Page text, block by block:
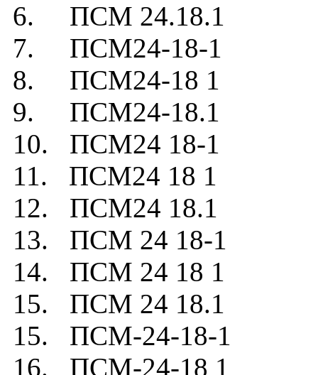
6. ПСМ 24.18.1
7. ПСМ24-18-1
8. ПСМ24-18 1
9. ПСМ24-18.1
10. ПСМ24 18-1
11. ПСМ24 18 1
12. ПСМ24 18.1
13. ПСМ 24 18-1
14. ПСМ 24 18 1
15. ПСМ 24 18.1
15. ПСМ-24-18-1
16. ПСМ-24-18 1